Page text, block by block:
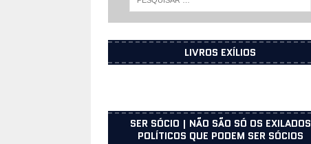
LIVROS EXÍLIOS
SER SÓCIO | NÃO SÃO SÓ OS EXILADOS
POLÍTICOS QUE PODEM SER SÓCIOS